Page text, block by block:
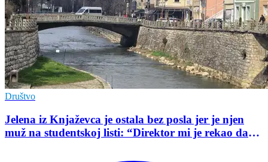
Društvo
Jelena iz Knjaževca je ostala bez posla jer je njen
muž na studentskoj listi: “Direktor mi je rekao da